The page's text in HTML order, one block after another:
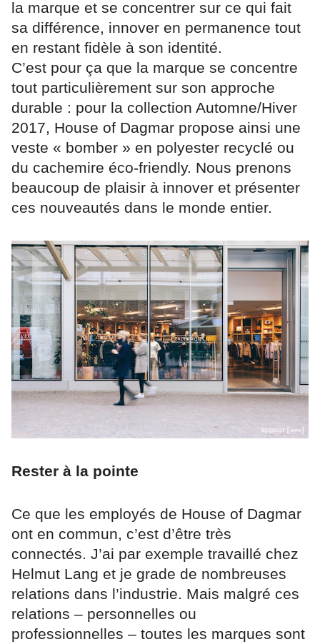
la marque et se concentrer sur ce qui fait
sa différence, innover en permanence tout
en restant fidèle à son identité.
C’est pour ça que la marque se concentre
tout particulièrement sur son approche
durable : pour la collection Automne/Hiver
2017, House of Dagmar propose ainsi une
veste « bomber » en polyester recyclé ou
du cachemire éco-friendly. Nous prenons
beaucoup de plaisir à innover et présenter
ces nouveautés dans le monde entier.
Rester à la pointe
Ce que les employés de House of Dagmar
ont en commun, c’est d’être très
connectés. J’ai par exemple travaillé chez
Helmut Lang et je grade de nombreuses
relations dans l’industrie. Mais malgré ces
relations – personnelles ou
professionnelles – toutes les marques sont